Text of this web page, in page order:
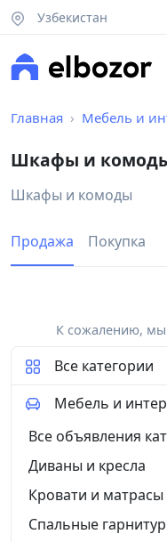
Узбекистан
Главная Мебель и
Шкафы и
Шкафы и комоды
Продажа Покупка
К сожалению, мы
Все категории
Мебель и
Все объявления
Диваны и кресла
Кровати и матрасы
Спальные